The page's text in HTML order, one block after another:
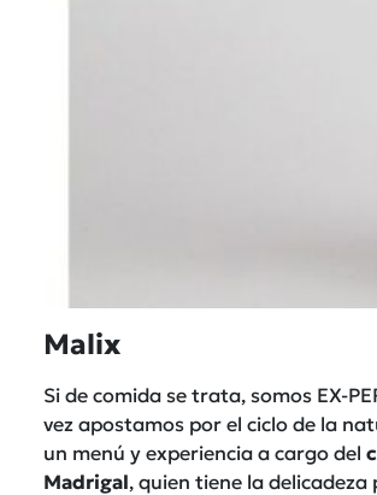
Malix
Si de comida se trata, somos EX-
vez apostamos por el ciclo de la
un menú y experiencia a cargo del
Madrigal, quien tiene la delicadeza